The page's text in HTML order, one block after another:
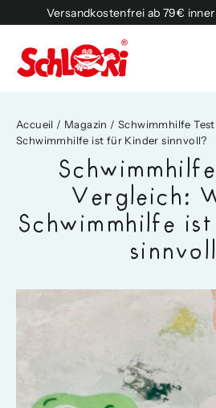
au
contenu
Versandkostenfrei ab 79€
Accueil / Magazin / Schwimmhilfe
Schwimmhilfe ist für Kinder sinnvoll?
Vergleich:
Schwimmhilfe